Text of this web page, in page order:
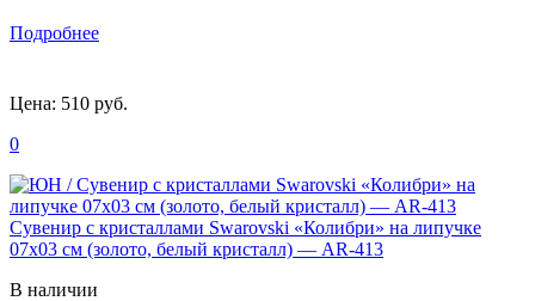
Подробнее
Цена: 510 руб.
0
Сувенир с кристаллами Swarovski «Колибри» на липучке
07х03 см (золото, белый кристалл) — AR-413
В наличии